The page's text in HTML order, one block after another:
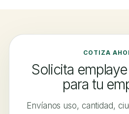
COTIZA
Solicita
para tu
Envíanos uso, cantidad,